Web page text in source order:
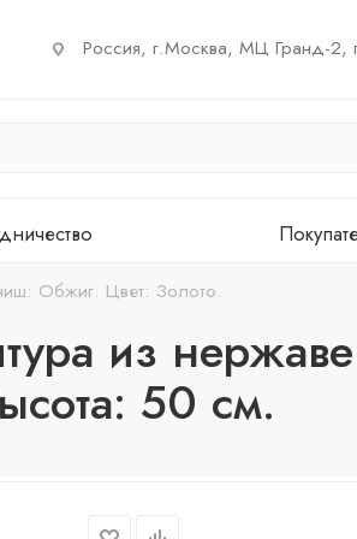
Россия, г.Москва, МЦ Гранд-2,
Обжиг. Цвет: Золото.
из
50 см.